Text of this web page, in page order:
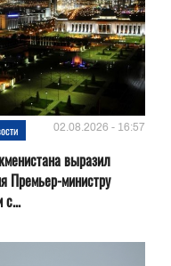
02.08.2026 - 16:57
выразил
Премьер-министру
с...